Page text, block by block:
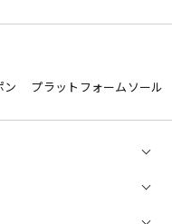
ン プラットフォームソール